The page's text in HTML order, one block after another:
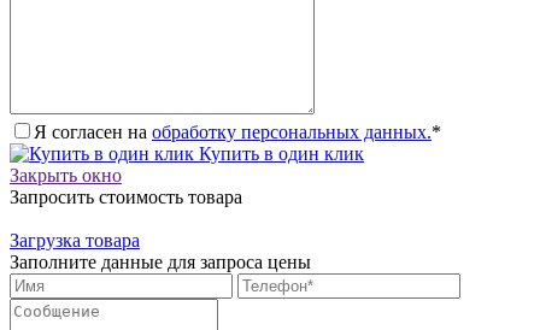
Я согласен на обработку персональных данных.*
Купить в один клик
Закрыть окно
Запросить стоимость товара
Загрузка товара
Заполните данные для запроса цены